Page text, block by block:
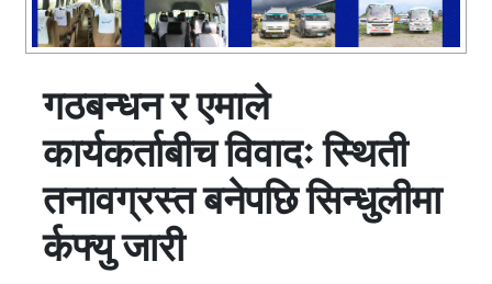
गठबन्धन र एमाले
कार्यकर्ताबीच विवादः स्थिती
तनावग्रस्त बनेपछि सिन्धुलीमा
र्कफ्यु जारी